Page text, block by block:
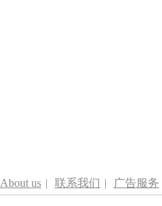
About us | 联系我们 | 广告服务